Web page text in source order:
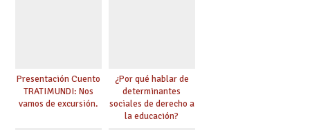
Presentación Cuento
TRATIMUNDI: Nos
vamos de excursión.
¿Por qué hablar de
determinantes
sociales de derecho a
la educación?